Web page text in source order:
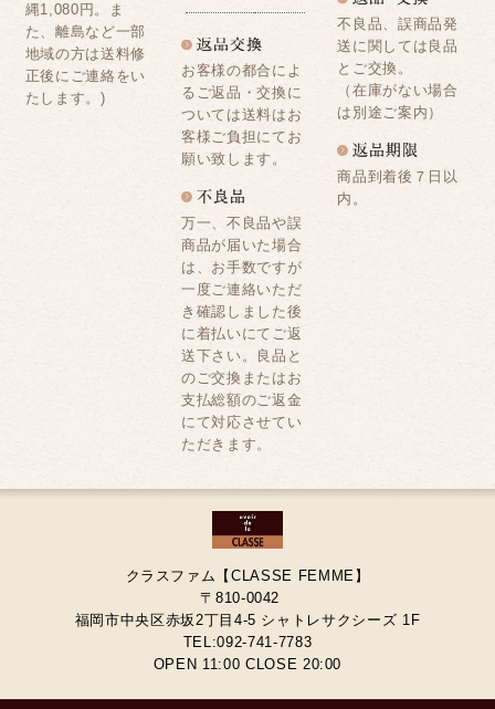
縄1,080円。ま
た、離島など一部
地域の方は送料修
正後にご連絡をい
たします。)
お客様の都合によ
るご返品・交換に
ついては送料はお
客様ご負担にてお
願い致します。
万一、不良品や誤
商品が届いた場合
は、お手数ですが
一度ご連絡いただ
き確認しました後
に着払いにてご返
送下さい。良品と
のご交換またはお
支払総額のご返金
にて対応させてい
ただきます。
不良品、誤商品発
送に関しては良品
とご交換。
（在庫がない場合
は別途ご案内）
商品到着後７日以
内。
クラスファム【CLASSE FEMME】
〒810-0042
福岡市中央区赤坂2丁目4-5 シャトレサクシーズ 1F
TEL:092-741-7783
OPEN 11:00 CLOSE 20:00